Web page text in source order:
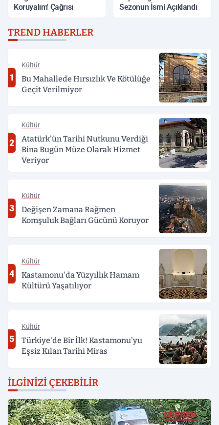
Koruyalım' Çağrısı
Sezonun İsmi Açıklandı
TREND HABERLER
1
Kültür
Bu Mahallede Hırsızlık Ve Kötülüğe
Geçit Verilmiyor
2
Kültür
Atatürk'ün Tarihi Nutkunu Verdiği
Bina Bugün Müze Olarak Hizmet
Veriyor
3
Kültür
Değişen Zamana Rağmen
Komşuluk Bağları Gücünü Koruyor
4
Kültür
Kastamonu'da Yüzyıllık Hamam
Kültürü Yaşatılıyor
5
Kültür
Türkiye'de Bir İlk! Kastamonu'yu
Eşsiz Kılan Tarihi Miras
İLGINIZI ÇEKEBILIR